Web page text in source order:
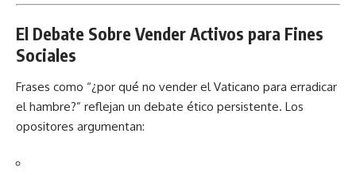
El Debate Sobre Vender Activos para Fines
Sociales
Frases como “¿por qué no vender el Vaticano para erradicar
el hambre?” reflejan un debate ético persistente. Los
opositores argumentan: